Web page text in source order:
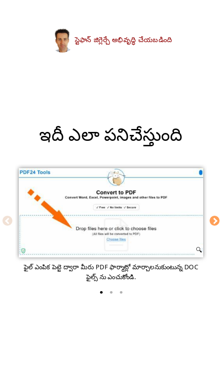
స్టెఫాన్ జిగ్లెర్చే అభివృద్ధి చేయబడింది
ఇదీ ఎలా పనిచేస్తుంది
ఫైల్ ఎంపిక పెట్టె ద్వారా మీరు PDF ఫార్మాట్లో మార్చాలనుకుంటున్న DOC
ఫైల్స్ ను ఎంచుకోండి.